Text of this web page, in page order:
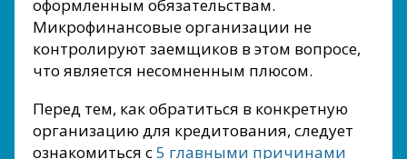
оформленным обязательствам.
Микрофинансовые организации не
контролируют заемщиков в этом вопросе,
что является несомненным плюсом.
Перед тем, как обратиться в конкретную
организацию для кредитования, следует
ознакомиться с5 главными причинами